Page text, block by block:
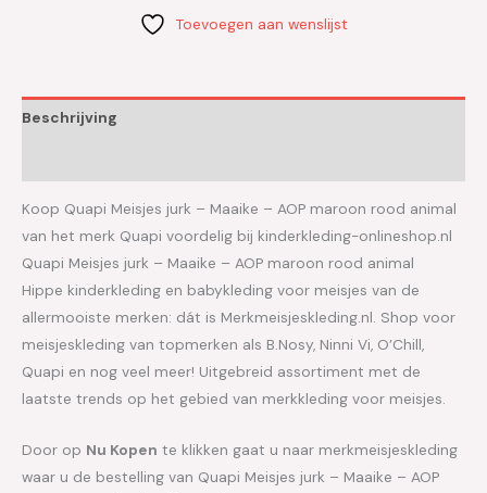
Toevoegen aan wenslijst
Beschrijving
Koop Quapi Meisjes jurk – Maaike – AOP maroon rood animal
van het merk Quapi voordelig bij kinderkleding-onlineshop.nl
Quapi Meisjes jurk – Maaike – AOP maroon rood animal
Hippe kinderkleding en babykleding voor meisjes van de
allermooiste merken: dát is Merkmeisjeskleding.nl. Shop voor
meisjeskleding van topmerken als B.Nosy, Ninni Vi, O’Chill,
Quapi en nog veel meer! Uitgebreid assortiment met de
laatste trends op het gebied van merkkleding voor meisjes.
Door op Nu Kopen te klikken gaat u naar merkmeisjeskleding
waar u de bestelling van Quapi Meisjes jurk – Maaike – AOP